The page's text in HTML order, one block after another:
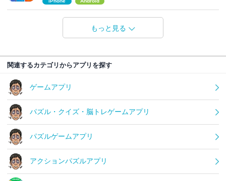
もっと見る
関連するカテゴリからアプリを探す
ゲームアプリ
パズル・クイズ・脳トレゲームアプリ
パズルゲームアプリ
アクションパズルアプリ